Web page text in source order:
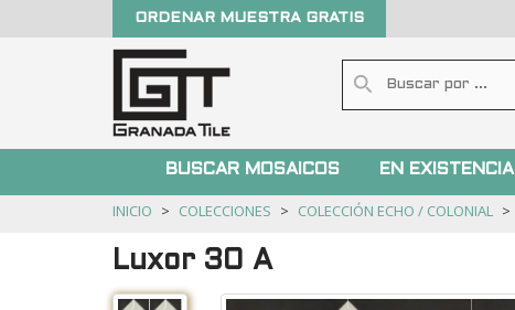
ORDENAR MUESTRA GRATIS
BUSCAR MOSAICOS EN EXISTENCIA
INICIO COLECCIONES COLECCIÓN ECHO / COLONIAL
Luxor 30 A